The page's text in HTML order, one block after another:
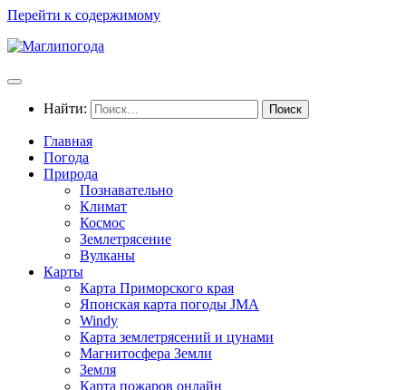
Перейти к содержимому
Найти:
Главная
Погода
Природа
Познавательно
Климат
Космос
Землетрясение
Вулканы
Карты
Карта Приморского края
Японская карта погоды JMA
Windy
Карта землетрясений и цунами
Магнитосфера Земли
Земля
Карта пожаров онлайн